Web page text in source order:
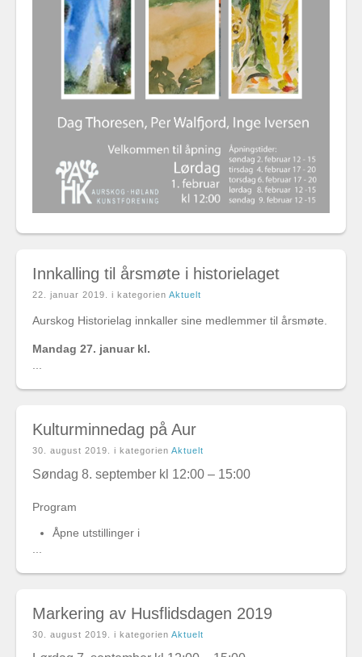
Innkalling til årsmøte i historielaget
22. januar 2019 . i kategorien Aktuelt
Aurskog Historielag innkaller sine medlemmer til årsmøte.
Mandag 27. januar kl.
...
Kulturminnedag på Aur
30. august 2019 . i kategorien Aktuelt
Søndag 8. september kl 12:00 – 15:00
Program
Åpne utstillinger i
...
Markering av Husflidsdagen 2019
30. august 2019 . i kategorien Aktuelt